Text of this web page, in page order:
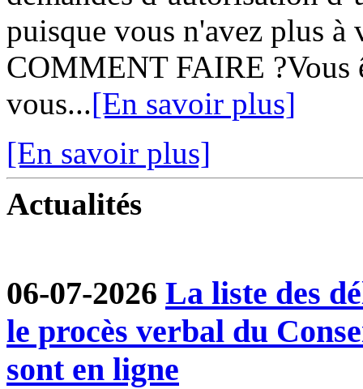
puisque vous n'avez plus à
COMMENT FAIRE ?Vous
vous...[En savoir plus]
[En savoir plus]
Actualités
06-07-2026 La liste des
le procès verbal du
sont en ligne